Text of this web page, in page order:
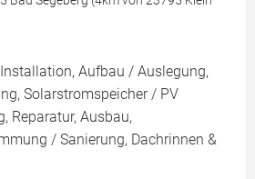
Aufbau / Auslegung,
Solarstromspeicher / PV
Reparatur, Ausbau,
/ Sanierung, Dachrinnen &